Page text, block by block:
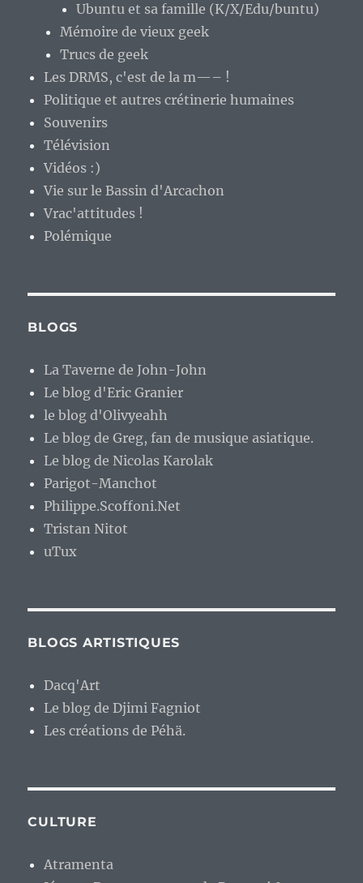
Ubuntu et sa famille (K/X/Edu/buntu)
Mémoire de vieux geek
Trucs de geek
Les DRMS, c'est de la m—– !
Politique et autres crétinerie humaines
Souvenirs
Télévision
Vidéos :)
Vie sur le Bassin d'Arcachon
Vrac'attitudes !
Polémique
BLOGS
La Taverne de John-John
Le blog d'Eric Granier
le blog d'Olivyeahh
Le blog de Greg, fan de musique asiatique.
Le blog de Nicolas Karolak
Parigot-Manchot
Philippe.Scoffoni.Net
Tristan Nitot
uTux
BLOGS ARTISTIQUES
Dacq'Art
Le blog de Djimi Fagniot
Les créations de Péhä.
CULTURE
Atramenta